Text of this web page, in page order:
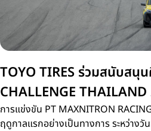
TOYO TIRES ร่วมสนับสนุ
CHALLENGE
สนามแรกที่บุรีรัมย์
การแข่งขัน PT MAXNITRON
ฤดูกาลแรกอย่างเป็นทางการ ระหว่าง